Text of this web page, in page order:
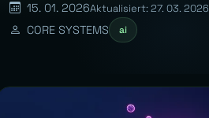
15. 01. 2026Aktualisiert: 27. 03. 2026
CORE SYSTEMS
ai